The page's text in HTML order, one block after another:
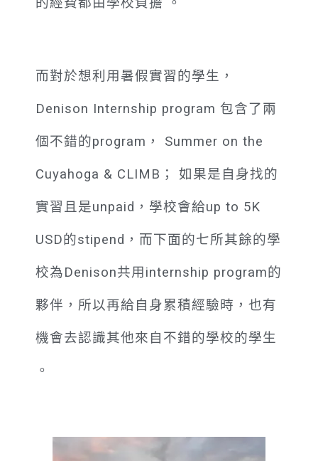
的經費都由學校負擔 。
而對於想利用暑假實習的學生，
Denison Internship program 包含了兩
個不錯的program， Summer on the
Cuyahoga & CLIMB； 如果是自身找的
實習且是unpaid，學校會給up to 5K
USD的stipend，而下面的七所其餘的學
校為Denison共用internship program的
夥伴，所以再給自身累積經驗時，也有
機會去認識其他來自不錯的學校的學生
。